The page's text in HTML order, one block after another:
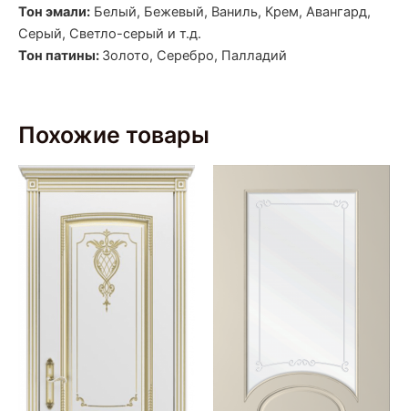
Тон эмали: Белый, Бежевый, Ваниль, Крем, Авангард,
Серый, Светло-серый и т.д.
Тон патины: Золото, Серебро, Палладий
Похожие товары
товар
странице
товара.